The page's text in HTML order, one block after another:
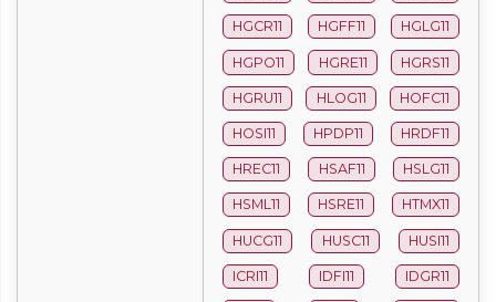
HGCR11 HGFF11 HGLG11
HGPO11 HGRE11 HGRS11
HGRU11 HLOG11 HOFC11
HOSI11 HPDP11 HRDF11
HREC11 HSAF11 HSLG11
HSML11 HSRE11 HTMX11
HUCG11 HUSC11 HUSI11
ICRI11 IDFI11 IDGR11